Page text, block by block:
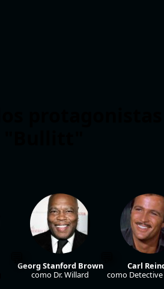
Georg Stanford Brown
como Dr. Willard
Carl
como